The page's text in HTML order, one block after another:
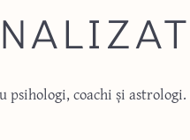
coachi și